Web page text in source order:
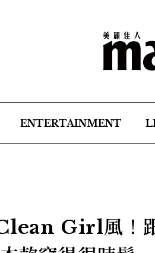
ENTERTAINMENT
Clean Girl風